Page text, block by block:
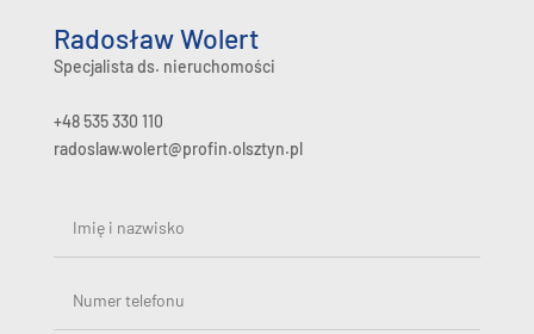
Radosław Wolert
Specjalista ds. nieruchomości
+48 535 330 110
radoslaw.wolert@profin.olsztyn.pl